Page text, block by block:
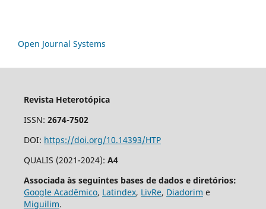
Open Journal Systems
Revista Heterotópica
ISSN: 2674-7502
DOI: https://doi.org/10.14393/HTP
QUALIS (2021-2024): A4
Associada às seguintes bases de dados e diretórios:
Google Acadêmico, Latindex, LivRe, Diadorim e
Miguilim.